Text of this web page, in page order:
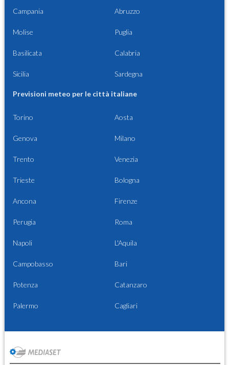
Campania Abruzzo
Molise Puglia
Basilicata Calabria
Sicilia Sardegna
Previsioni meteo per le città italiane
Torino Aosta
Genova Milano
Trento Venezia
Trieste Bologna
Ancona Firenze
Perugia Roma
Napoli L'Aquila
Campobasso Bari
Potenza Catanzaro
Palermo Cagliari